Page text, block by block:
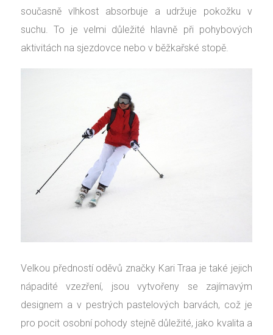
současně vlhkost absorbuje a udržuje pokožku v
suchu. To je velmi důležité hlavně při pohybových
aktivitách na sjezdovce nebo v běžkařské stopě.
Velkou předností oděvů značky Kari Traa je také jejich
nápadité vzezření, jsou vytvořeny se zajímavým
designem a v pestrých pastelových barvách, což je
pro pocit osobní pohody stejně důležité, jako kvalita a